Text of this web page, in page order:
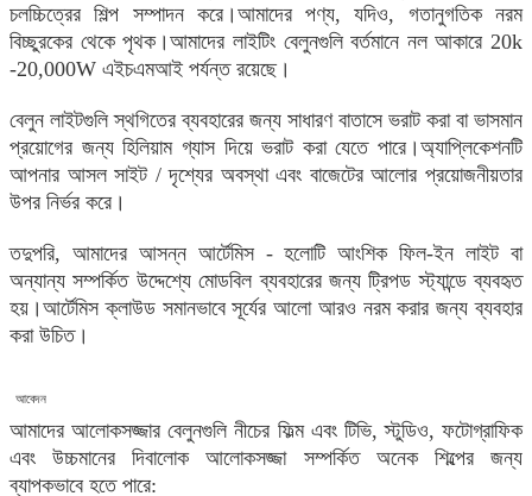
চলচ্চিত্রের শিল্প সম্পাদন করে।আমাদের পণ্য, যদিও, গতানুগতিক নরম
বিচ্ছুরকের থেকে পৃথক।আমাদের লাইটিং বেলুনগুলি বর্তমানে নল আকারে 20k
-20,000W এইচএমআই পর্যন্ত রয়েছে।
বেলুন লাইটগুলি স্থগিতের ব্যবহারের জন্য সাধারণ বাতাসে ভরাট করা বা ভাসমান
প্রয়োগের জন্য হিলিয়াম গ্যাস দিয়ে ভরাট করা যেতে পারে।অ্যাপ্লিকেশনটি
আপনার আসল সাইট / দৃশ্যের অবস্থা এবং বাজেটের আলোর প্রয়োজনীয়তার
উপর নির্ভর করে।
তদুপরি, আমাদের আসন্ন আর্টেমিস - হলোটি আংশিক ফিল-ইন লাইট বা
অন্যান্য সম্পর্কিত উদ্দেশ্যে মোডবিল ব্যবহারের জন্য ট্রিপড স্ট্যান্ডে ব্যবহৃত
হয়।আর্টেমিস ক্লাউড সমানভাবে সূর্যের আলো আরও নরম করার জন্য ব্যবহার
করা উচিত।
আবেদন
আমাদের আলোকসজ্জার বেলুনগুলি নীচের ফিল্ম এবং টিভি, স্টুডিও, ফটোগ্রাফিক
এবং উচ্চমানের দিবালোক আলোকসজ্জা সম্পর্কিত অনেক শিল্পের জন্য
ব্যাপকভাবে হতে পারে: